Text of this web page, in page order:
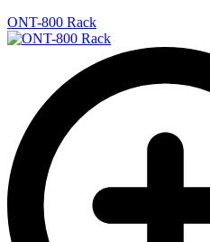
ONT-800 Rack